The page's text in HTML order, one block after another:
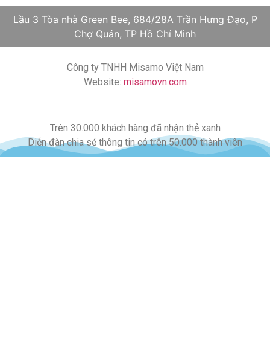
Lầu 3 Tòa nhà Green Bee, 684/28A Trần Hưng Đạo, P
Chợ Quán, TP Hồ Chí Minh
Công ty TNHH Misamo Việt Nam
Website: misamovn.com
Trên 30.000 khách hàng đã nhận thẻ xanh
Diễn đàn chia sẻ thông tin có trên 50.000 thành viên